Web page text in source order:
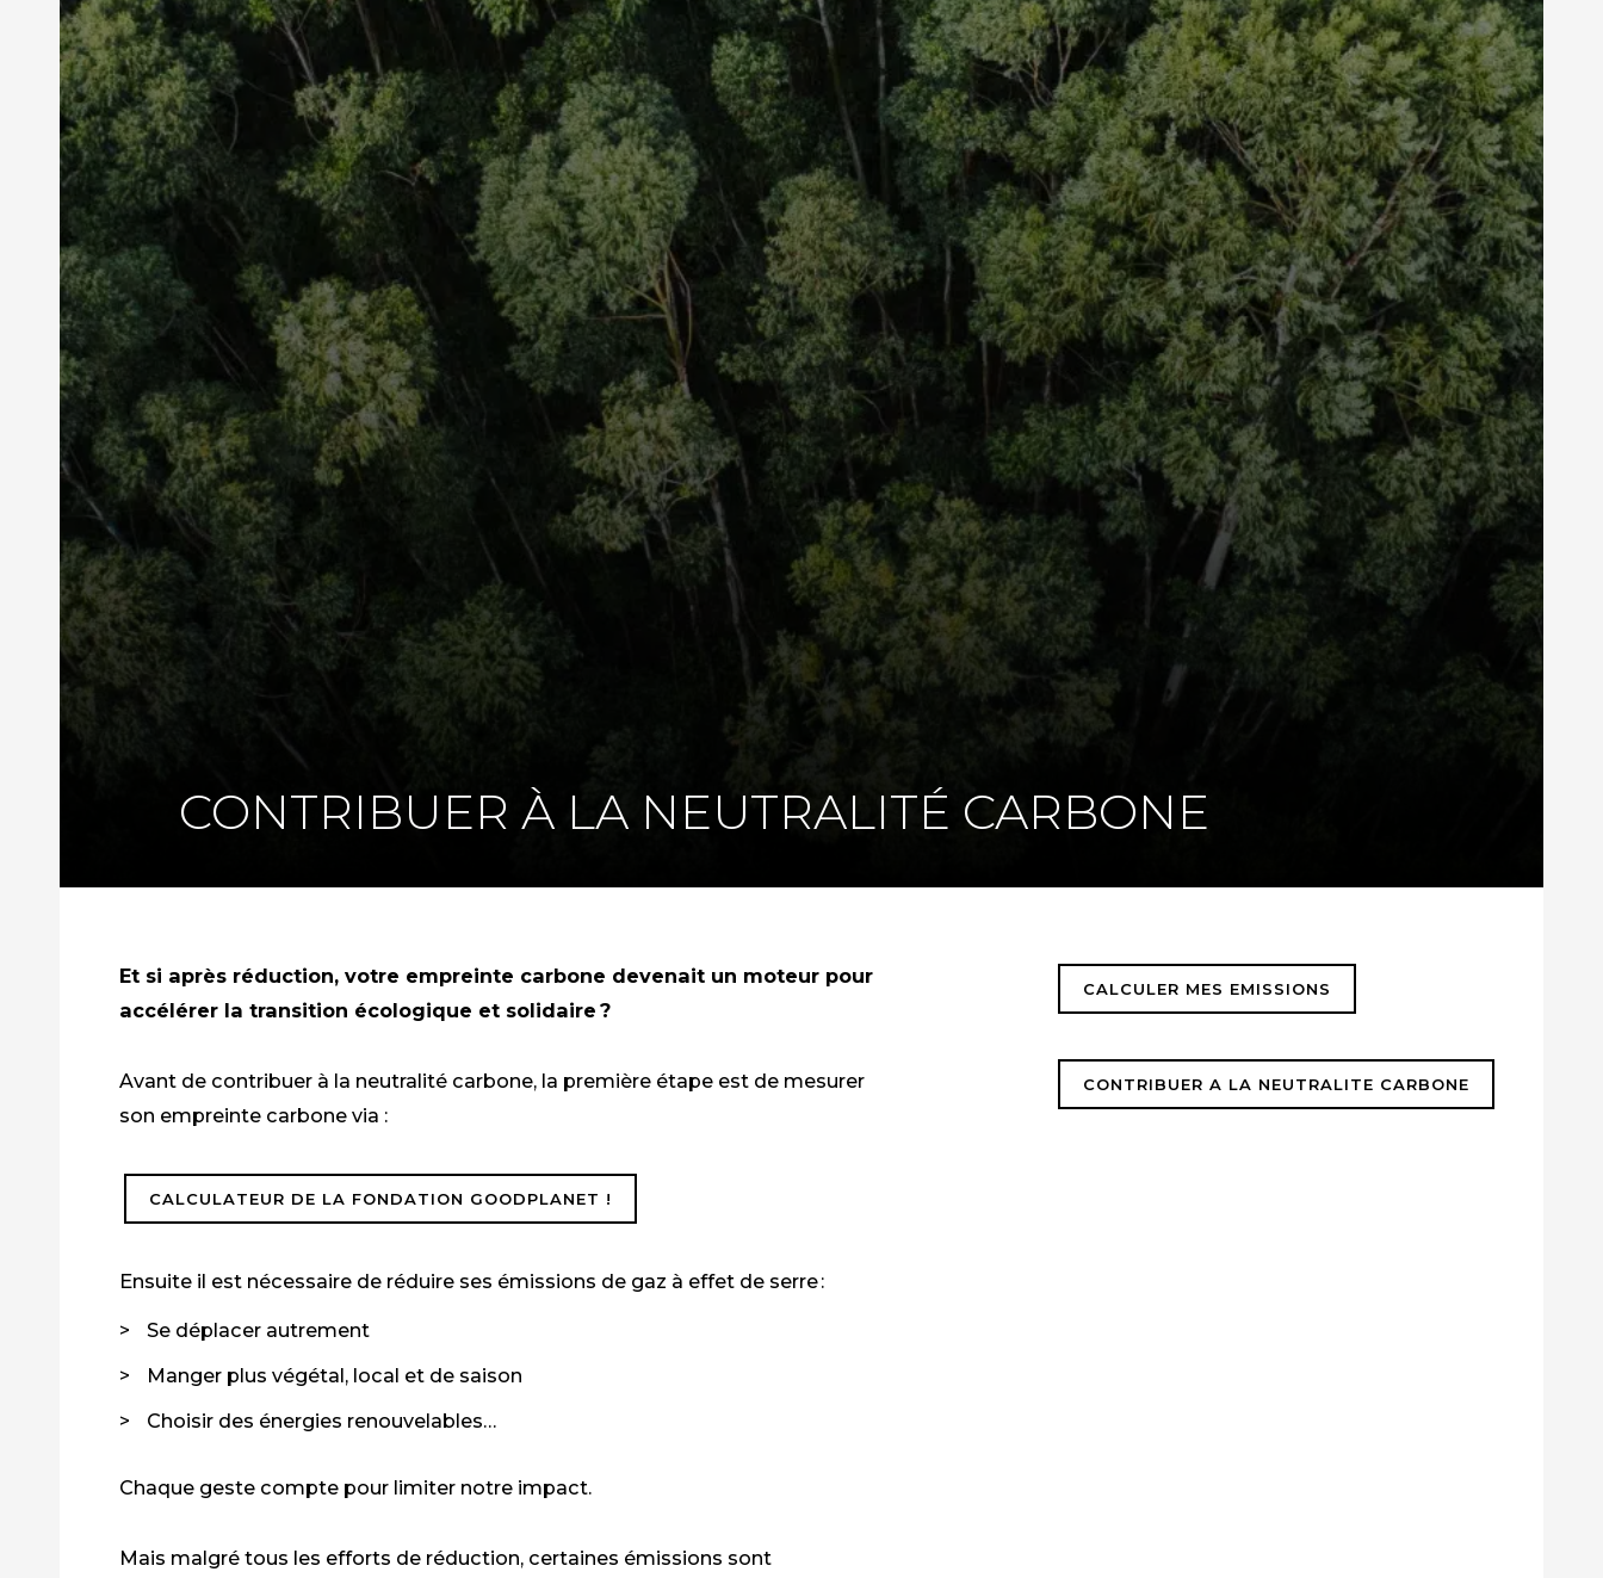
CONTRIBUER À LA NEUTRALITÉ CARBONE
Et si après réduction, votre empreinte carbone devenait un moteur pour
accélérer la transition écologique et solidaire ?
Avant de contribuer à la neutralité carbone, la première étape est de mesurer
son empreinte carbone via :
CALCULATEUR DE LA FONDATION GOODPLANET !
Ensuite il est nécessaire de réduire ses émissions de gaz à effet de serre :
Se déplacer autrement
Manger plus végétal, local et de saison
Choisir des énergies renouvelables…
Chaque geste compte pour limiter notre impact.
Mais malgré tous les efforts de réduction, certaines émissions sont
CALCULER MES EMISSIONS
CONTRIBUER A LA NEUTRALITE CARBONE